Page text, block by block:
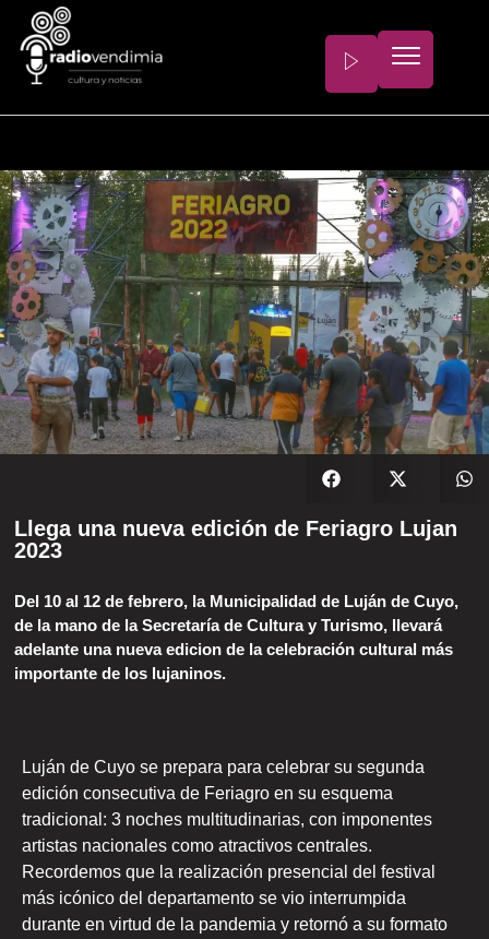
Llega una nueva edición de Feriagro Lujan
2023
Del 10 al 12 de febrero, la Municipalidad de Luján de Cuyo,
de la mano de la Secretaría de Cultura y Turismo, llevará
adelante una nueva edicion de la celebración cultural más
importante de los lujaninos.
Luján de Cuyo se prepara para celebrar su segunda
edición consecutiva de Feriagro en su esquema
tradicional: 3 noches multitudinarias, con imponentes
artistas nacionales como atractivos centrales.
Recordemos que la realización presencial del festival
más icónico del departamento se vio interrumpida
durante en virtud de la pandemia y retornó a su formato